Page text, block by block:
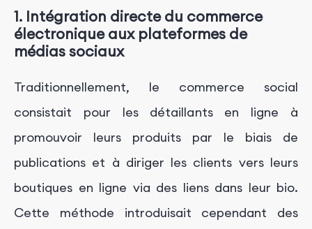
1. Intégration directe du commerce
électronique aux plateformes de
médias sociaux
Traditionnellement, le commerce social
consistait pour les détaillants en ligne à
promouvoir leurs produits par le biais de
publications et à diriger les clients vers leurs
boutiques en ligne via des liens dans leur bio.
Cette méthode introduisait cependant des